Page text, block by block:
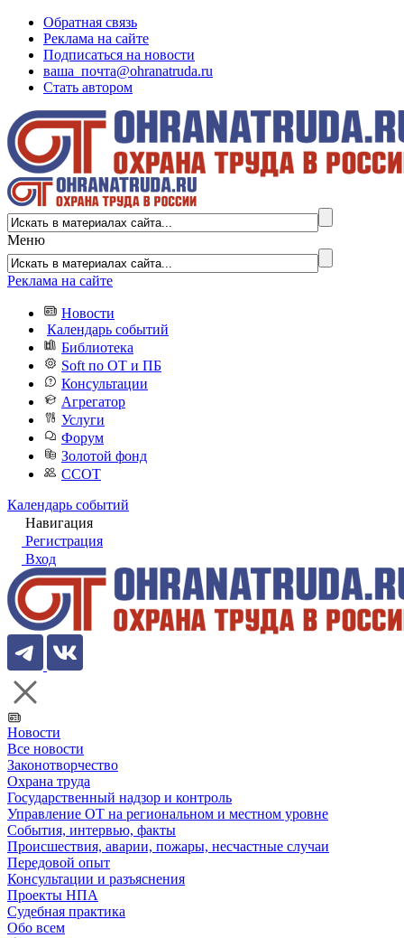
Обратная связь
Реклама на сайте
Подписаться на новости
ваша_почта@ohranatruda.ru
Стать автором
Меню
Реклама на сайте
Новости
Календарь событий
Библиотека
Soft по ОТ и ПБ
Консультации
Агрегатор
Услуги
Форум
Золотой фонд
ССОТ
Календарь событий
Навигация
Регистрация
Вход
Новости
Все новости
Законотворчество
Охрана труда
Государственный надзор и контроль
Управление ОТ на региональном и местном уровне
События, интервью, факты
Происшествия, аварии, пожары, несчастные случаи
Передовой опыт
Консультации и разъяснения
Проекты НПА
Судебная практика
Обо всем